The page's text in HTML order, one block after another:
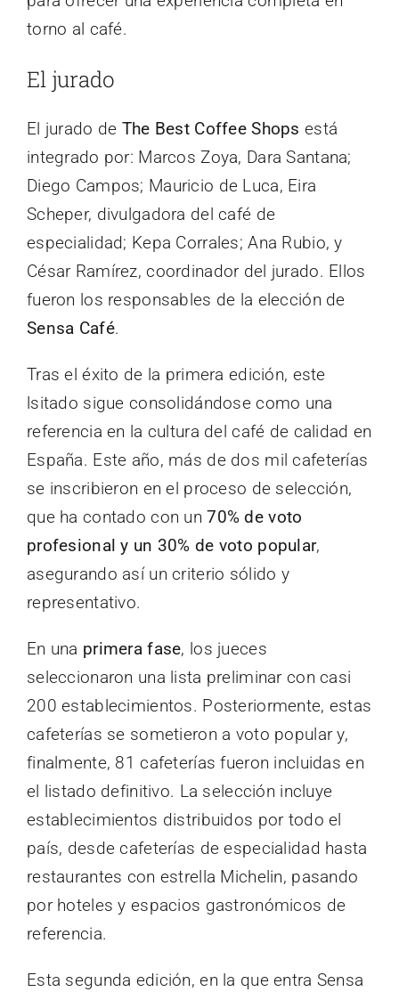
torno al café.
El jurado
El jurado de The Best Coffee Shops está
integrado por: Marcos Zoya, Dara Santana;
Diego Campos; Mauricio de Luca, Eira
Scheper, divulgadora del café de
especialidad; Kepa Corrales; Ana Rubio, y
César Ramírez, coordinador del jurado. Ellos
fueron los responsables de la elección de
Sensa Café.
Tras el éxito de la primera edición, este
lsitado sigue consolidándose como una
referencia en la cultura del café de calidad en
España. Este año, más de dos mil cafeterías
se inscribieron en el proceso de selección,
que ha contado con un70% de voto
profesional y un 30% de voto popular,
asegurando así un criterio sólido y
representativo.
En una primera fase, los jueces
seleccionaron una lista preliminar con casi
200 establecimientos. Posteriormente, estas
cafeterías se sometieron a voto popular y,
finalmente, 81 cafeterías fueron incluidas en
el listado definitivo. La selección incluye
establecimientos distribuidos por todo el
país, desde cafeterías de especialidad hasta
restaurantes con estrella Michelin, pasando
por hoteles y espacios gastronómicos de
referencia.
Esta segunda edición, en la que entra Sensa